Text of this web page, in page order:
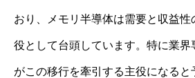
おり、メモリ半導体は需要と収益性
役として台頭しています。特に業
がこの移行を牽引する主役になる